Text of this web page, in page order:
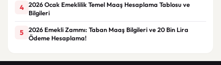
4
2026 Ocak Emeklilik Temel Maaş Hesaplama Tablosu ve
Bilgileri
5
2026 Emekli Zammı: Taban Maaş Bilgileri ve 20 Bin Lira
Ödeme Hesaplama!